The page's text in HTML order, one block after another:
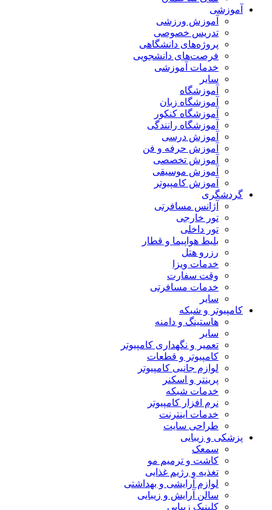
آموزشی
آموزش ورزشی
تدریس خصوصی
پروژه‌های دانشگاهی
فرصت‌های دانشجویی
خدمات آموزشی
سایر
آموزشگاه
آموزشگاه زبان
آموزشگاه کنکور
آموزشگاه رانندگی
آموزش درسی
آموزش حرفه و فن
آموزش تخصصی
آموزش موسیقی
آموزش کامپیوتر
گردشگری
آژانس مسافرتی
تور خارجی
تور داخلی
بلیط هواپیما و قطار
رزرو هتل
خدمات ویزا
وقت سفارت
خدمات مسافرتی
سایر
کامپیوتر و شبکه
هاستینگ و دامنه
سایر
تعمیر و نگهداری کامپیوتر
کامپیوتر و قطعات
لوازم جانبی کامپیوتر
پرینتر و اسکنر
خدمات شبکه
نرم افزار کامپیوتر
خدمات اینترنت
طراحی سایت
پزشکی و زیبایی
سمعک
کاشت و ترمیم مو
تغذیه و رژیم غذایی
لوازم آرایشی و بهداشتی
سالن آرایش و زیبایی
کلینیک زیبایی